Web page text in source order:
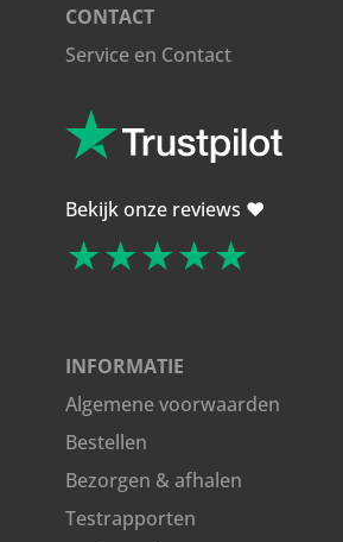
CONTACT
Service en Contact
Bekijk onze reviews ❤️
★★★★★
INFORMATIE
Algemene voorwaarden
Bestellen
Bezorgen & afhalen
Testrapporten